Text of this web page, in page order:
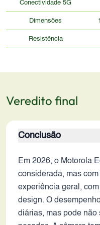
Conectividade 5G
Dimensões
Resistência
Veredito final
Conclusão
Em 2026, o Motorola
considerada, mas
experiência geral,
design. O
diárias, mas pode não